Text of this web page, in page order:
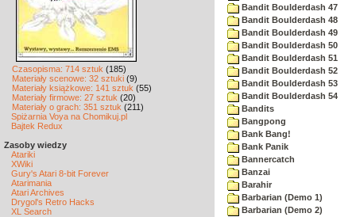
Czasopisma: 714 sztuk (185)
Materiały scenowe: 32 sztuki (9)
Materiały książkowe: 141 sztuk (55)
Materiały firmowe: 27 sztuk (20)
Materiały o grach: 351 sztuk (211)
Spiżarnia Voya na Chomikuj.pl
Bajtek Redux
Zasoby wiedzy
Atariki
XWiki
Gury's Atari 8-bit Forever
Atarimania
Atari Archives
Drygol's Retro Hacks
XL Search
Bandit Boulderdash 47
Bandit Boulderdash 48
Bandit Boulderdash 49
Bandit Boulderdash 50
Bandit Boulderdash 51
Bandit Boulderdash 52
Bandit Boulderdash 53
Bandit Boulderdash 54
Bandits
Bangpong
Bank Bang!
Bank Panik
Bannercatch
Banzai
Barahir
Barbarian (Demo 1)
Barbarian (Demo 2)